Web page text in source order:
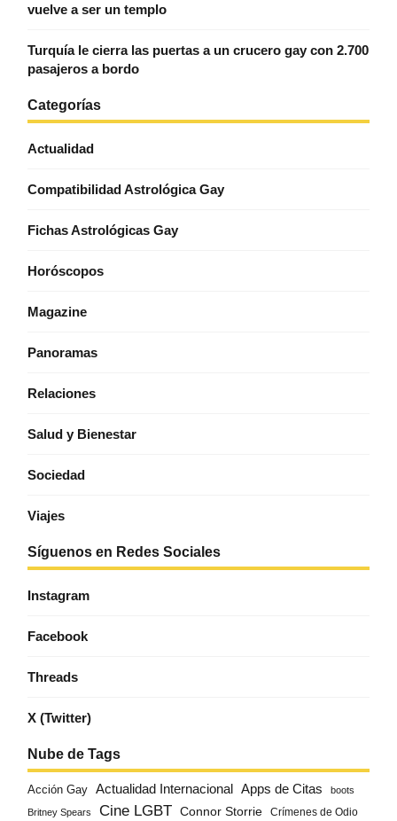
vuelve a ser un templo
Turquía le cierra las puertas a un crucero gay con 2.700
pasajeros a bordo
Categorías
Actualidad
Compatibilidad Astrológica Gay
Fichas Astrológicas Gay
Horóscopos
Magazine
Panoramas
Relaciones
Salud y Bienestar
Sociedad
Viajes
Síguenos en Redes Sociales
Instagram
Facebook
Threads
X (Twitter)
Nube de Tags
Acción Gay Actualidad Internacional Apps de Citas boots
Britney Spears Cine LGBT Connor Storrie Crímenes de Odio